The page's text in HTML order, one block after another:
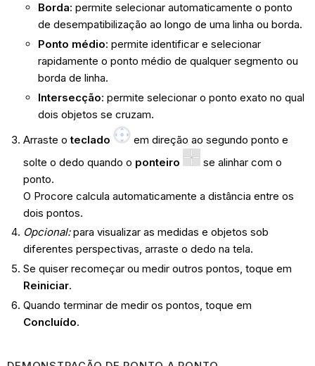
Borda: permite selecionar automaticamente o ponto
de desempatibilização ao longo de uma linha ou borda.
Ponto médio: permite identificar e selecionar
rapidamente o ponto médio de qualquer segmento ou
borda de linha.
Intersecção: permite selecionar o ponto exato no qual
dois objetos se cruzam.
Arraste oteclado
em direção ao segundo ponto e
solte o dedo quando o ponteiro
se alinhar com o
ponto.
O Procore calcula automaticamente a distância entre os
dois pontos.
Opcional:para visualizar as medidas e objetos sob
diferentes perspectivas, arraste o dedo na tela.
Se quiser recomeçar ou medir outros pontos, toque em
Reiniciar.
Quando terminar de medir os pontos, toque em
Concluído.